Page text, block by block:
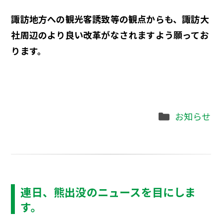
諏訪地方への観光客誘致等の観点からも、諏訪大
社周辺のより良い改革がなされますよう願ってお
ります。
Categories
お知らせ
連日、熊出没のニュースを目にしま
す。